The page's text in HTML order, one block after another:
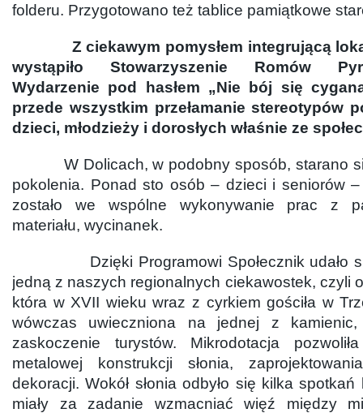
folderu. Przygotowano też tablice pamiątkowe
Z ciekawym pomysłem integrującą
wystąpiło Stowarzyszenie Romów
Wydarzenie pod hasłem „Nie bój się
przede wszystkim przełamanie stereotypów
dzieci, młodzieży i dorosłych właśnie ze
W Dolicach, w podobny sposób, starano
pokolenia. Ponad sto osób – dzieci i seniorów
zostało we wspólne wykonywanie prac z
materiału, wycinanek.
Dzięki Programowi Społecznik udało
jedną z naszych regionalnych ciekawostek, czyli
która w XVII wieku wraz z cyrkiem gościła w
wówczas uwieczniona na jednej z
zaskoczenie turystów. Mikrodotacja
metalowej konstrukcji słonia,
dekoracji. Wokół słonia odbyło się kilka
miały za zadanie wzmacniać więź między